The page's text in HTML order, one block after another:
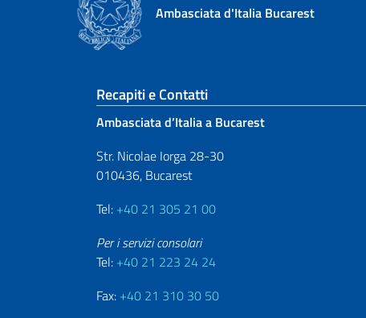
Ambasciata d'Italia Bucarest
Sezione footer
Recapiti e Contatti
Ambasciata d’Italia a Bucarest
Str. Nicolae Iorga 28-30
010436, Bucarest
Tel: +40 21 305 21 00
Per i servizi consolari
Tel: +40 21 223 24 24
Fax: +40 21 310 30 50